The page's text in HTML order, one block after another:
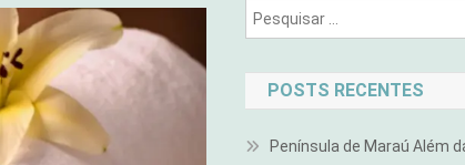
POSTS RECENTES
Península de Maraú Além